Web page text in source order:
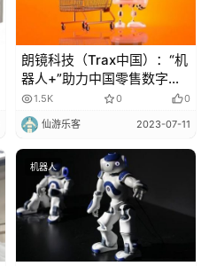
朗镜科技（Trax中国）：“机
器人+”助力中国零售数字化
加速迈进
1.5K 0 0
仙游乐客 2023-07-11
机器人